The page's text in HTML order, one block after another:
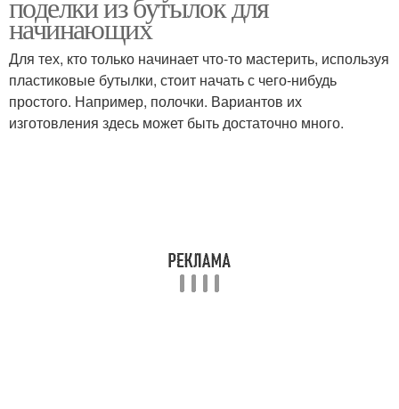
Поделки с детьми Поделки из мела
начинающих
Для тех, кто только начинает что-то мастерить, используя
пластиковые бутылки, стоит начать с чего-нибудь
простого. Например, полочки. Вариантов их
изготовления здесь может быть достаточно много.